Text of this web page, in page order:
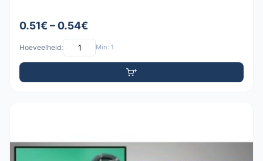
0.51€ – 0.54€
Hoeveelheid: Min: 1